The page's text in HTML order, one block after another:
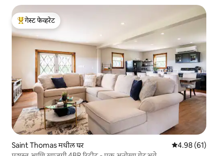
टॉप गेस्ट फेव्हरेट
गेस्ट फेव्हरेट
Saint Thomas मधील घर 5 पैकी 4.98
4.98 (61)